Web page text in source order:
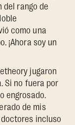
del rango de
como una
¡Ahora soy un
jugaron
Si no fuera por
engrosado.
de mis
incluso